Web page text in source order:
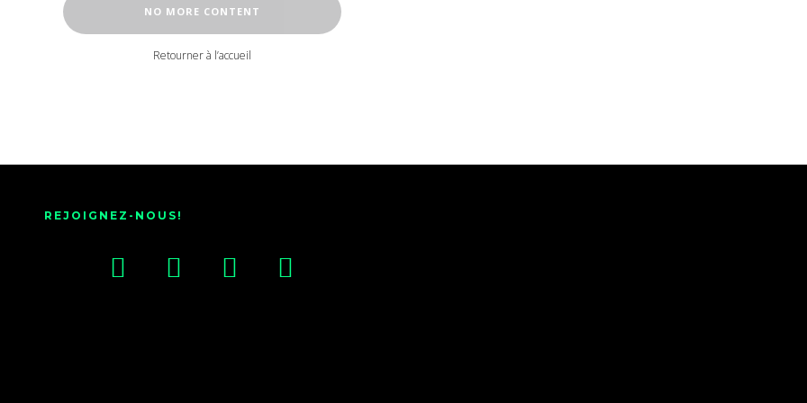
NO MORE CONTENT
Retourner à l’accueil
REJOIGNEZ-NOUS!